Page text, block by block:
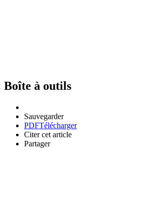
Boîte à outils
Sauvegarder
PDFTélécharger
Citer cet article
Partager